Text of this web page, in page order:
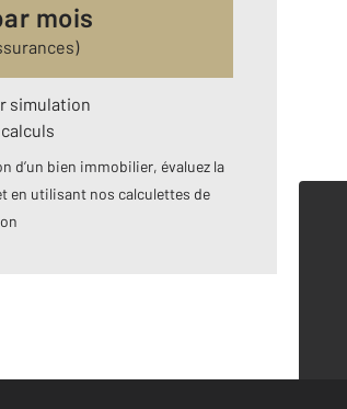
mois
simulation
d’un bien immobilier, évaluez la
en utilisant nos calculettes de